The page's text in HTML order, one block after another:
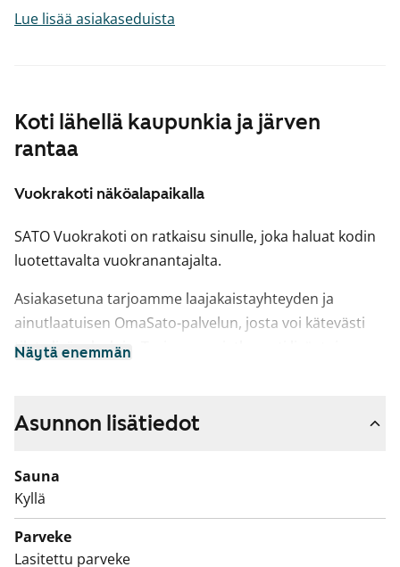
Koti lähellä kaupunkia ja järven
rantaa
Vuokrakoti näköalapaikalla
SATO Vuokrakoti on ratkaisu sinulle, joka haluat kodin
luotettavalta vuokranantajalta.
Asiakasetuna tarjoamme laajakaistayhteyden ja
ainutlaatuisen OmaSato-palvelun, josta voi kätevästi
tilata lisäpalveluja. Tarjoamme jatkuvasti lisäetuja
meille aina tervetulleita.
kerroksiset tornitalot tähyävät lähes koko alueen ylitse
tarjoten kauniita järvinäkymiä ja viihtyisän, väljän
pihapiirin. Asuntojen pintamateriaalit ovat laadukkaat
ja yleisilme vaaleasävyinen. Keittiökaappien ovet ja
Näytä enemmän
Lue lisää asiakaseduista
Asunnon lisätiedot
Sauna
Kyllä
Parveke
Lasitettu parveke